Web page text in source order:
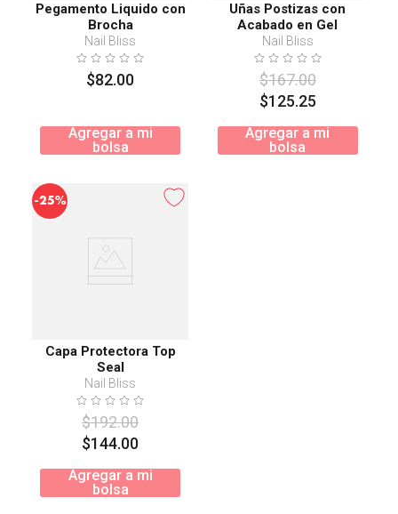
Pegamento Liquido con
Brocha
Nail Bliss
$82.00
Agregar a mi
bolsa
Uñas Postizas con
Acabado en Gel
Nail Bliss
$167.00
$125.25
Agregar a mi
bolsa
-25%
Capa Protectora Top
Seal
Nail Bliss
$192.00
$144.00
Agregar a mi
bolsa